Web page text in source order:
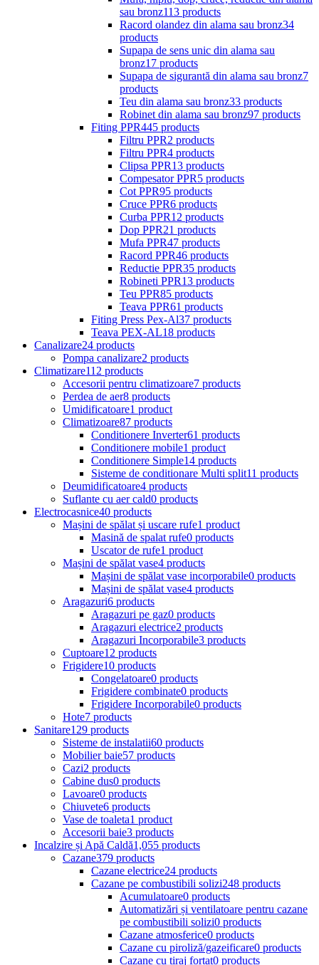
sau bronz113 products
Racord olandez din alama sau bronz34
products
Supapa de sens unic din alama sau
bronz17 products
Supapa de sigurantă din alama sau bronz7
products
Teu din alama sau bronz33 products
Robinet din alama sau bronz97 products
Fiting PPR445 products
Filtru PPR2 products
Filtru PPR4 products
Clipsa PPR13 products
Compesator PPR5 products
Cot PPR95 products
Cruce PPR6 products
Curba PPR12 products
Dop PPR21 products
Mufa PPR47 products
Racord PPR46 products
Reductie PPR35 products
Robineti PPR13 products
Teu PPR85 products
Teava PPR61 products
Fiting Press Pex-Al37 products
Teava PEX-AL18 products
Canalizare24 products
Pompa canalizare2 products
Climatizare112 products
Accesorii pentru climatizoare7 products
Perdea de aer8 products
Umidificatoare1 product
Climatizoare87 products
Conditionere Inverter61 products
Conditionere mobile1 product
Conditionere Simple14 products
Sisteme de conditionare Multi split11 products
Deumidificatoare4 products
Suflante cu aer cald0 products
Electrocasnice40 products
Mașini de spălat și uscare rufe1 product
Masină de spalat rufe0 products
Uscator de rufe1 product
Mașini de spălat vase4 products
Mașini de spălat vase incorporabile0 products
Mașini de spălat vase4 products
Aragazuri6 products
Aragazuri pe gaz0 products
Aragazuri electrice2 products
Aragazuri Incorporabile3 products
Cuptoare12 products
Frigidere10 products
Congelatoare0 products
Frigidere combinate0 products
Frigidere Incorporabile0 products
Hote7 products
Sanitare129 products
Sisteme de instalatii60 products
Mobilier baie57 products
Cazi2 products
Cabine dus0 products
Lavoare0 products
Chiuvete6 products
Vase de toaleta1 product
Accesorii baie3 products
Incalzire și Apă Caldă1,055 products
Cazane379 products
Cazane electrice24 products
Cazane pe combustibili solizi248 products
Acumulatoare0 products
Automatizări și ventilatoare pentru cazane
pe combustibili solizi0 products
Cazane atmosferice0 products
Cazane cu piroliză/gazeificare0 products
Cazane cu tiraj forțat0 products